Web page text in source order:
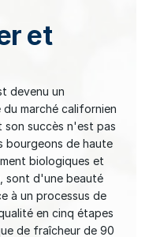
et
devenu un
marché californien
son succès n'est pas
bourgeons de haute
biologiques et
sont d'une beauté
à un processus de
en cinq étapes
de fraîcheur de 90